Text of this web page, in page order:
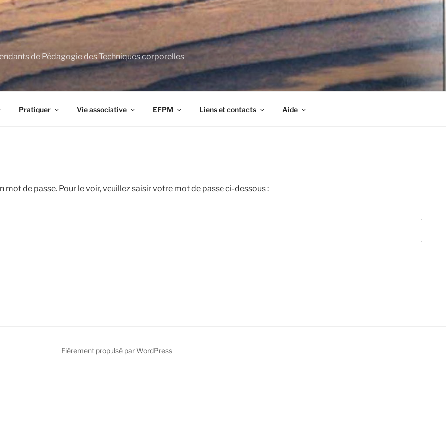
de Pédagogie des Techniques corporelles
Pratiquer Vie associative EFPM Liens et contacts Aide
mot de passe. Pour le voir, veuillez saisir votre mot de passe ci-dessous :
Fièrement propulsé par WordPress